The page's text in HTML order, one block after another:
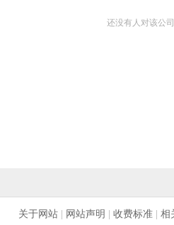
还没有人对该公
关于网站| 网站声明 收费标准| 相